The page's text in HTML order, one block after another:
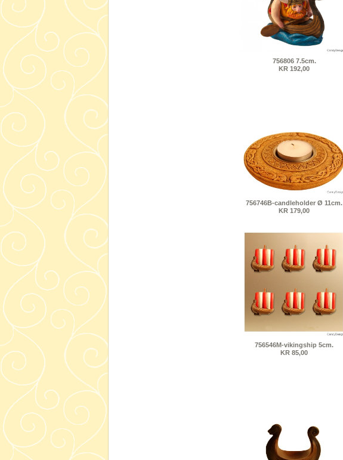
756806 7.5cm.
KR 192,00
756746B-candleholder Ø 11cm.
KR 179,00
756546M-vikingship 5cm.
KR 85,00